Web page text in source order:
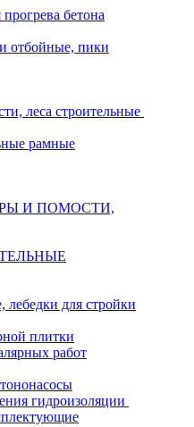
бетона
отбойные, пики
леса строительные
рамные
И ПОМОСТИ,
для стройки
плитки
работ
гидроизоляции